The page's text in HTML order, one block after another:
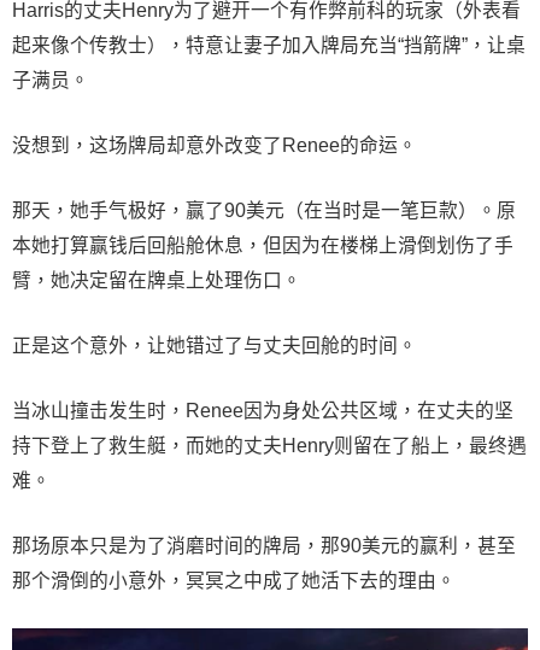
Harris的丈夫Henry为了避开一个有作弊前科的玩家（外表看
起来像个传教士），特意让妻子加入牌局充当“挡箭牌”，让桌
子满员。
没想到，这场牌局却意外改变了Renee的命运。
那天，她手气极好，赢了90美元（在当时是一笔巨款）。原
本她打算赢钱后回船舱休息，但因为在楼梯上滑倒划伤了手
臂，她决定留在牌桌上处理伤口。
正是这个意外，让她错过了与丈夫回舱的时间。
当冰山撞击发生时，Renee因为身处公共区域，在丈夫的坚
持下登上了救生艇，而她的丈夫Henry则留在了船上，最终遇
难。
那场原本只是为了消磨时间的牌局，那90美元的赢利，甚至
那个滑倒的小意外，冥冥之中成了她活下去的理由。